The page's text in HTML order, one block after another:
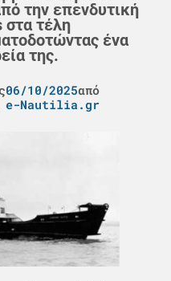
την επενδυτική
στα τέλη
ένα
της.
06/10/2025από
e-Nautilia.gr